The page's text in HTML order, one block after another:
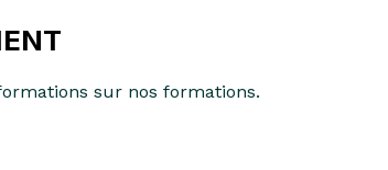
sur nos formations.